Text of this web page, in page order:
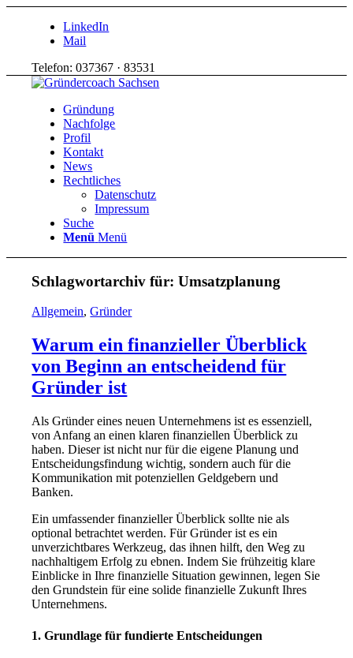
LinkedIn
Mail
Telefon: 037367 · 83531
Gründung
Nachfolge
Profil
Kontakt
News
Rechtliches
Datenschutz
Impressum
Suche
Menü Menü
Schlagwortarchiv für:Umsatzplanung
Allgemein,Gründer
Warum ein finanzieller Überblick
von Beginn an entscheidend für
Gründer ist
Als Gründer eines neuen Unternehmens ist es essenziell,
von Anfang an einen klaren finanziellen Überblick zu
haben. Dieser ist nicht nur für die eigene Planung und
Entscheidungsfindung wichtig, sondern auch für die
Kommunikation mit potenziellen Geldgebern und
Banken.
Ein umfassender finanzieller Überblick sollte nie als
optional betrachtet werden. Für Gründer ist es ein
unverzichtbares Werkzeug, das ihnen hilft, den Weg zu
nachhaltigem Erfolg zu ebnen. Indem Sie frühzeitig klare
Einblicke in Ihre finanzielle Situation gewinnen, legen Sie
den Grundstein für eine solide finanzielle Zukunft Ihres
Unternehmens.
1.Grundlage für fundierte Entscheidungen